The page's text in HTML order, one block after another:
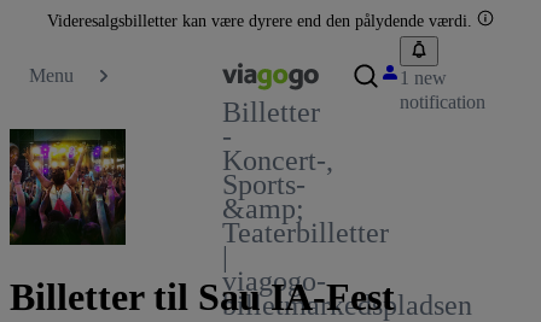
Videresalgsbilletter kan være dyrere end den pålydende værdi.
Menu
Billetter
-
Koncert-,
Sports-
&amp;
Teaterbilletter
|
viagogo-
billetmarkedspladsen
1 new
notification
Billetter til Sau IA-Fest